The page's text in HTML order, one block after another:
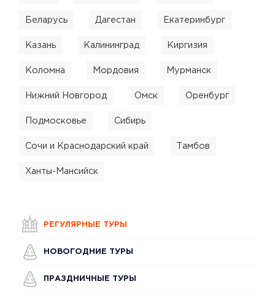
Беларусь Дагестан Екатеринбург
Казань Калининград Киргизия
Коломна Мордовия Мурманск
Нижний Новгород Омск Оренбург
Подмосковье Сибирь
Сочи и Краснодарский край Тамбов
Ханты-Мансийск
РЕГУЛЯРНЫЕ ТУРЫ
НОВОГОДНИЕ ТУРЫ
ПРАЗДНИЧНЫЕ ТУРЫ